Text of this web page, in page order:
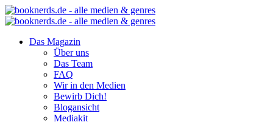
Das Magazin
Über uns
Das Team
FAQ
Wir in den Medien
Bewirb Dich!
Blogansicht
Mediakit